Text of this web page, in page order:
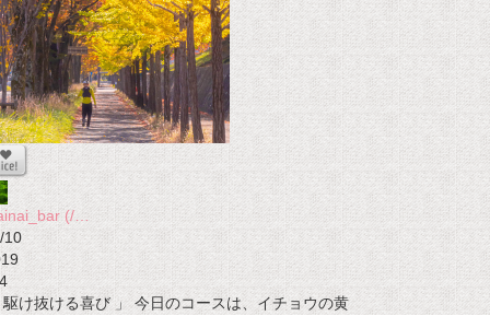
(/…
10
4
駆け抜ける喜び 」 今日のコースは、イチョウの黄